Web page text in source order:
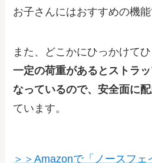
お子さんにはおすすめの機能
また、どこかにひっかけて
一定の荷重があるとストラ
なっているので、安全面に
ています。
＞＞Amazonで「ノースフェ